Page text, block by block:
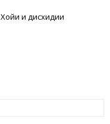
Хойи и дисхидии